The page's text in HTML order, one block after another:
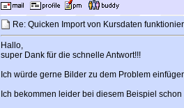
Re: Quicken Import von Kursdaten
Hallo,
super Dank für die schnelle Antwort!!!
Ich würde gerne Bilder zu dem Problem
Ich bekommen leider bei diesem Beispiel